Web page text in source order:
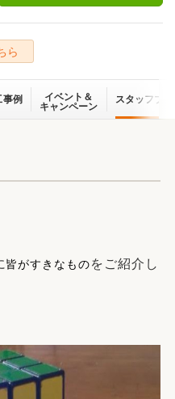
ら
事例
イベント＆
キャンペーン
スタッフブ
皆がすきなものをご紹介し